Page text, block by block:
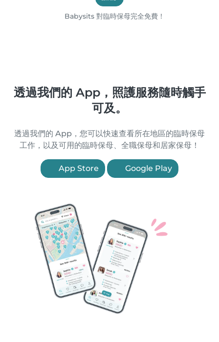
Babysits 對臨時保母完全免費！
透過我們的 App，照護服務隨時觸手
可及。
透過我們的 App，您可以快速查看所在地區的臨時保母
工作，以及可用的臨時保母、全職保母和居家保母！
App Store Google Play